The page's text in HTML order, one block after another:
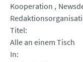
Kooperation
Titel
Alle an einem Tisch
In